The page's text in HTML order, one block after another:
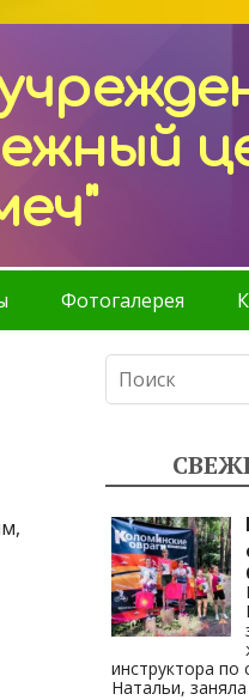
Фотогалерея
инструктора
Натальи,